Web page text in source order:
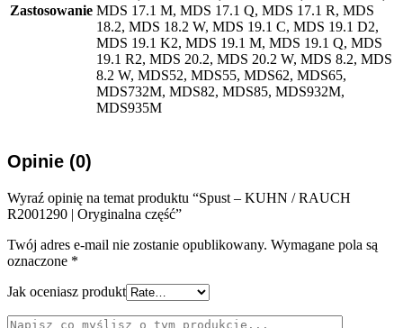
Zastosowanie MDS 17.1 M, MDS 17.1 Q, MDS 17.1 R, MDS
18.2, MDS 18.2 W, MDS 19.1 C, MDS 19.1 D2,
MDS 19.1 K2, MDS 19.1 M, MDS 19.1 Q, MDS
19.1 R2, MDS 20.2, MDS 20.2 W, MDS 8.2, MDS
8.2 W, MDS52, MDS55, MDS62, MDS65,
MDS732M, MDS82, MDS85, MDS932M,
MDS935M
Opinie (0)
Wyraź opinię na temat produktu “Spust – KUHN / RAUCH
R2001290 | Oryginalna część”
Twój adres e-mail nie zostanie opublikowany. Wymagane pola są
oznaczone *
Jak oceniasz produkt